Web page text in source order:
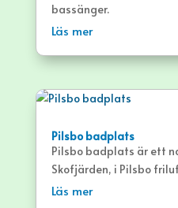
bassänger.
Läs mer
Pilsbo badplats
Pilsbo badplats är ett
Skofjärden, i Pilsbo
har brygga, grus- och
Läs mer